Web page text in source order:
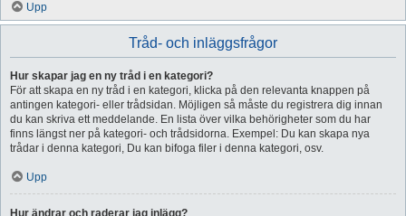
Upp
Tråd- och inläggsfrågor
Hur skapar jag en ny tråd i en kategori?
För att skapa en ny tråd i en kategori, klicka på den relevanta knappen på
antingen kategori- eller trådsidan. Möjligen så måste du registrera dig innan
du kan skriva ett meddelande. En lista över vilka behörigheter som du har
finns längst ner på kategori- och trådsidorna. Exempel: Du kan skapa nya
trådar i denna kategori, Du kan bifoga filer i denna kategori, osv.
Upp
Hur ändrar och raderar jag inlägg?